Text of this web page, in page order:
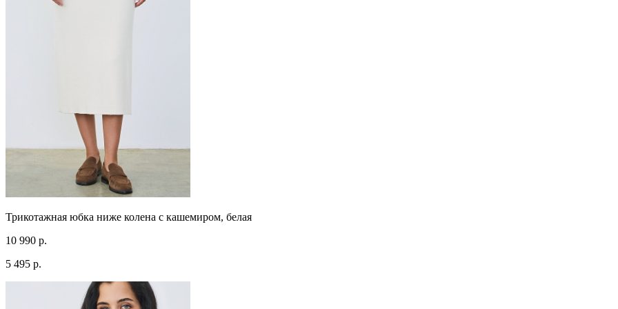
Трикотажная юбка ниже колена с кашемиром, белая
10 990 р.
5 495 р.